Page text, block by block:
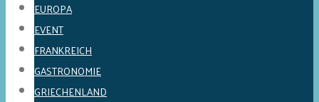
EUROPA
EVENT
FRANKREICH
GASTRONOMIE
GRIECHENLAND